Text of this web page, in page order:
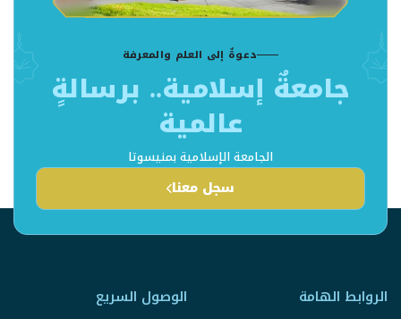
دعوةٌ إلى العلم والمعرفة
جامعةٌ إسلامية.. برسالةٍ
عالمية
الجامعة الإسلامية بمنيسوتا
سجل معنا
الروابط الهامة الوصول السريع